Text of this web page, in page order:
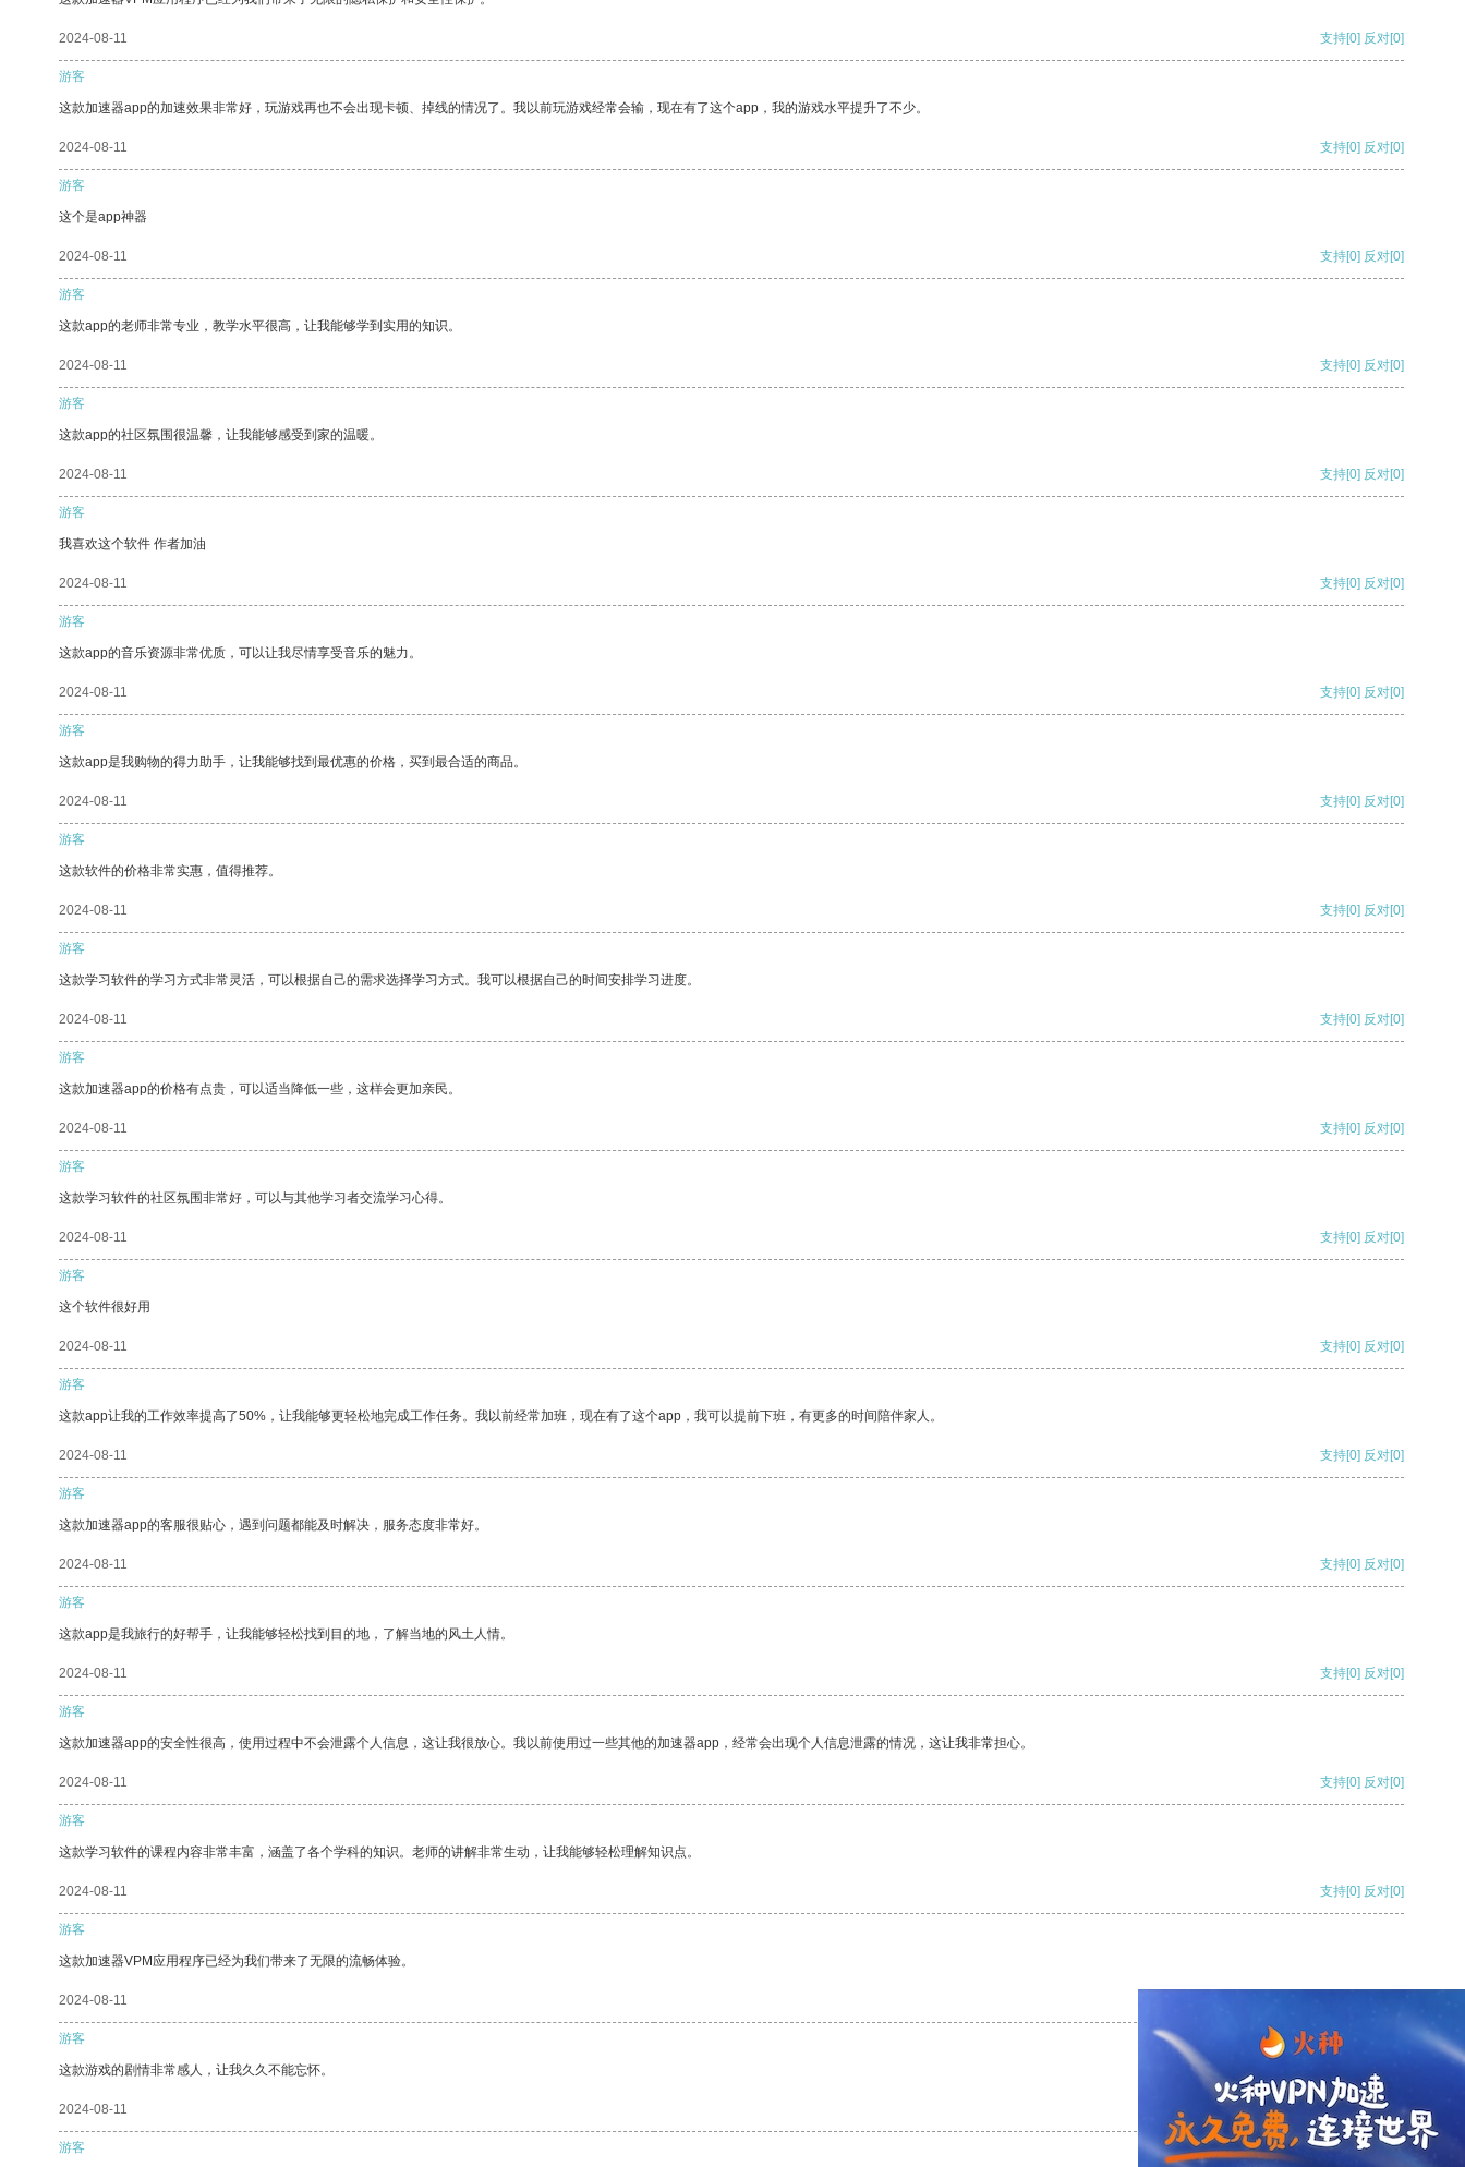
2024-08-11 支持[0] 反对[0]
游客
这款加速器app的加速效果非常好，玩游戏再也不会出现卡顿、掉线的情况了。我以前玩游戏经常会输，现在有了这个app，我的游戏水平提升了不少。
2024-08-11 支持[0] 反对[0]
游客
这个是app神器
2024-08-11 支持[0] 反对[0]
游客
这款app的老师非常专业，教学水平很高，让我能够学到实用的知识。
2024-08-11 支持[0] 反对[0]
游客
这款app的社区氛围很温馨，让我能够感受到家的温暖。
2024-08-11 支持[0] 反对[0]
游客
我喜欢这个软件 作者加油
2024-08-11 支持[0] 反对[0]
游客
这款app的音乐资源非常优质，可以让我尽情享受音乐的魅力。
2024-08-11 支持[0] 反对[0]
游客
这款app是我购物的得力助手，让我能够找到最优惠的价格，买到最合适的商品。
2024-08-11 支持[0] 反对[0]
游客
这款软件的价格非常实惠，值得推荐。
2024-08-11 支持[0] 反对[0]
游客
这款学习软件的学习方式非常灵活，可以根据自己的需求选择学习方式。我可以根据自己的时间安排学习进度。
2024-08-11 支持[0] 反对[0]
游客
这款加速器app的价格有点贵，可以适当降低一些，这样会更加亲民。
2024-08-11 支持[0] 反对[0]
游客
这款学习软件的社区氛围非常好，可以与其他学习者交流学习心得。
2024-08-11 支持[0] 反对[0]
游客
这个软件很好用
2024-08-11 支持[0] 反对[0]
游客
这款app让我的工作效率提高了50%，让我能够更轻松地完成工作任务。我以前经常加班，现在有了这个app，我可以提前下班，有更多的时间陪伴家人。
2024-08-11 支持[0] 反对[0]
游客
这款加速器app的客服很贴心，遇到问题都能及时解决，服务态度非常好。
2024-08-11 支持[0] 反对[0]
游客
这款app是我旅行的好帮手，让我能够轻松找到目的地，了解当地的风土人情。
2024-08-11 支持[0] 反对[0]
游客
这款加速器app的安全性很高，使用过程中不会泄露个人信息，这让我很放心。我以前使用过一些其他的加速器app，经常会出现个人信息泄露的情况，这让我非常担心。
2024-08-11 支持[0] 反对[0]
游客
这款学习软件的课程内容非常丰富，涵盖了各个学科的知识。老师的讲解非常生动，让我能够轻松理解知识点。
2024-08-11 支持[0] 反对[0]
游客
这款加速器VPM应用程序已经为我们带来了无限的流畅体验。
2024-08-11
游客
这款游戏的剧情非常感人，让我久久不能忘怀。
2024-08-11 支持 [0] 反对 [0]
游客